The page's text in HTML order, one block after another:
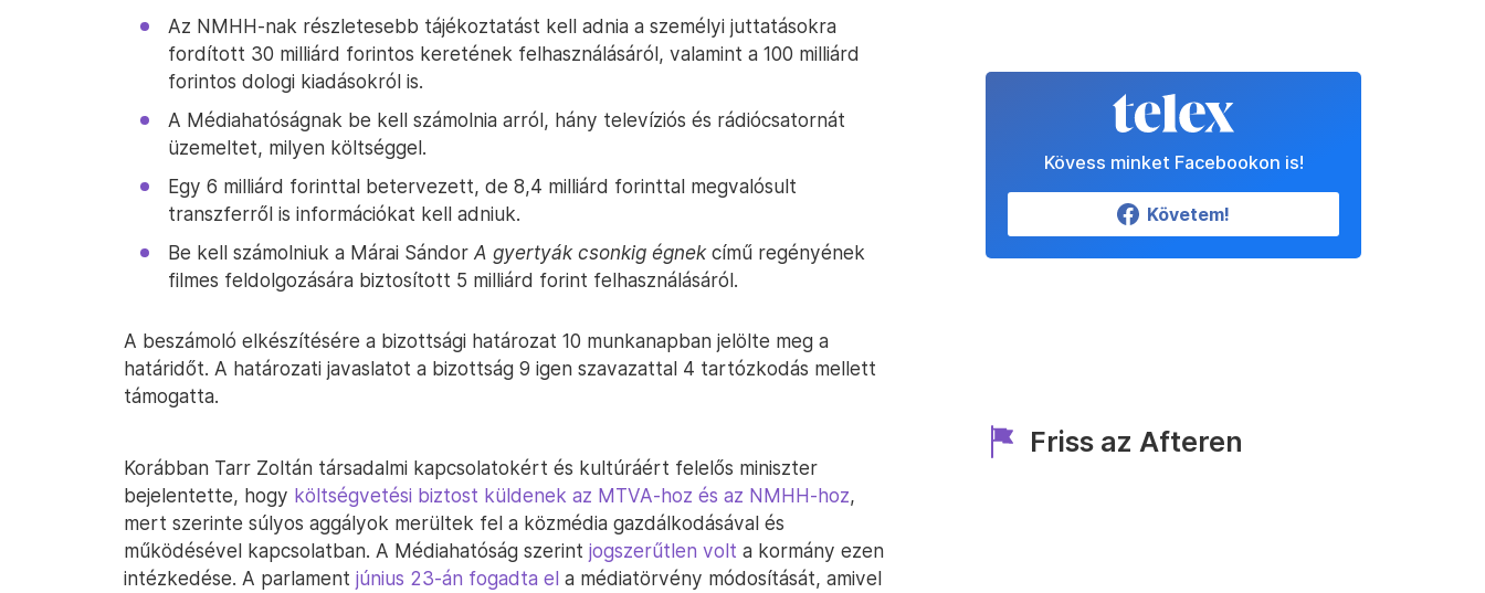
Az NMHH-nak részletesebb tájékoztatást kell adnia a személyi juttatásokra
fordított 30 milliárd forintos keretének felhasználásáról, valamint a 100 milliárd
forintos dologi kiadásokról is.
A Médiahatóságnak be kell számolnia arról, hány televíziós és rádiócsatornát
üzemeltet, milyen költséggel.
Egy 6 milliárd forinttal betervezett, de 8,4 milliárd forinttal megvalósult
transzferről is információkat kell adniuk.
Be kell számolniuk a Márai Sándor A gyertyák csonkig égnekcímű regényének
filmes feldolgozására biztosított 5 milliárd forint felhasználásáról.
A beszámoló elkészítésére a bizottsági határozat 10 munkanapban jelölte meg a
határidőt. A határozati javaslatot a bizottság 9 igen szavazattal 4 tartózkodás mellett
támogatta.
Korábban Tarr Zoltán társadalmi kapcsolatokért és kultúráért felelős miniszter
bejelentette, hogy költségvetési biztost küldenek az MTVA-hoz és az NMHH-hoz,
mert szerinte súlyos aggályok merültek fel a közmédia gazdálkodásával és
működésével kapcsolatban. A Médiahatóság szerint jogszerűtlen volt a kormány ezen
intézkedése. A parlament június 23-án fogadta el a médiatörvény módosítását, amivel
Kövess minket Facebookon is!
Követem!
Friss az Afteren